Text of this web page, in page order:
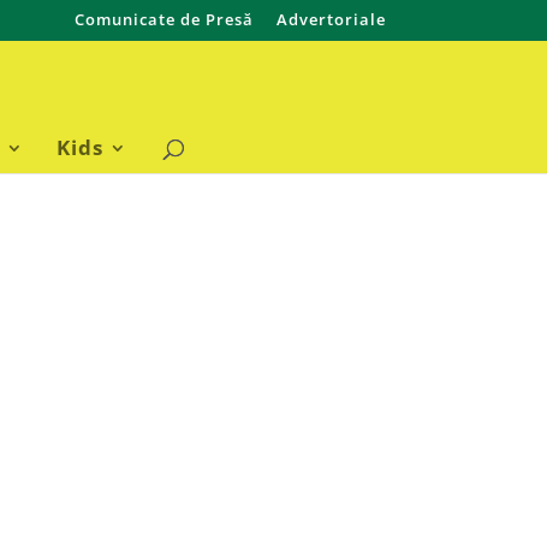
Comunicate de Presă Advertoriale
Kids